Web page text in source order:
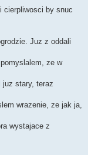
cierpliwosci by snuc
Juz z oddali
ze w
stary, teraz
wrazenie, ze jak ja,
wystajace z